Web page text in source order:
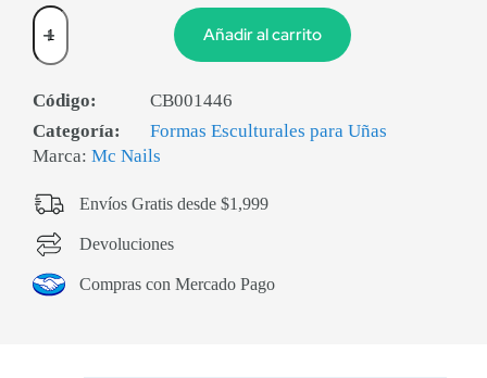
Añadir al carrito
Código:
CB001446
Categoría:
Formas Esculturales para Uñas
Marca: Mc Nails
Envíos Gratis desde $1,999
Devoluciones
Compras con Mercado Pago